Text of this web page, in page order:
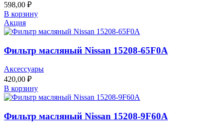
598,00 ₽
В корзину
Акция
Фильтр масляный Nissan 15208-65F0A
Аксессуары
420,00 ₽
В корзину
Фильтр масляный Nissan 15208-9F60A